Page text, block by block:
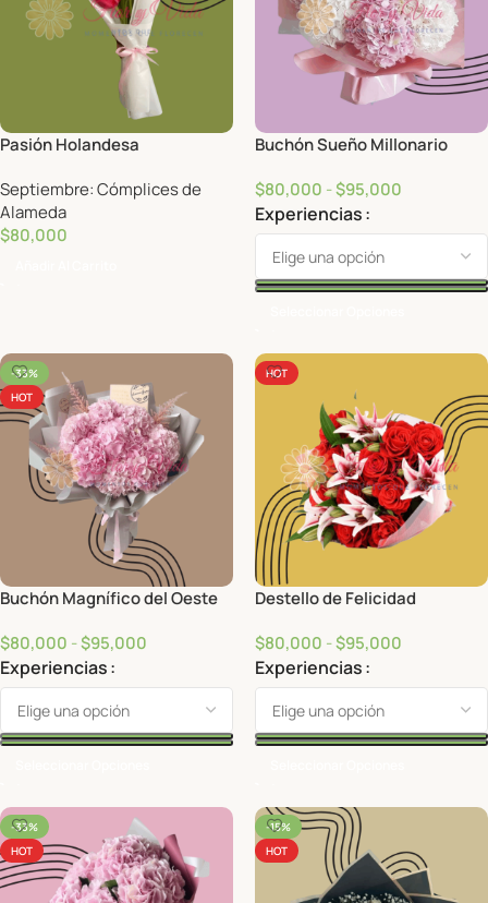
Pasión Holandesa
Septiembre: Cómplices de
Alameda
$80,000
Buchón Sueño Millonario
$80,000 -$95,000
Experiencias
-33%
HOT
Buchón Magnífico del Oeste
$80,000 -$95,000
Experiencias
HOT
Destello de Felicidad
$80,000 -$95,000
Experiencias
-33%
HOT
-15%
HOT